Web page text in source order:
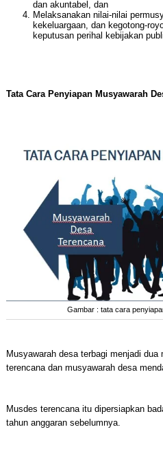
dan akuntabel, dan
Melaksanakan nilai-nilai
kekeluargaan, dan kegotong-
keputusan perihal kebijakan
Tata Cara Penyiapan Musyawarah
Gambar : tata cara
Musyawarah desa terbagi menjadi
terencana dan musyawarah desa
Musdes terencana itu dipersiapkan
tahun anggaran sebelumnya.